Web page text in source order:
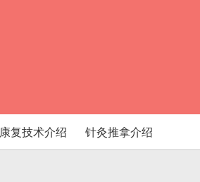
康复技术介绍 针灸推拿介绍